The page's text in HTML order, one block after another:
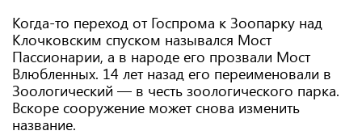
Когда-то переход от Госпрома к Зоопарку над
Клочковским спуском назывался Мост
Пассионарии, а в народе его прозвали Мост
Влюбленных. 14 лет назад его переименовали в
Зоологический — в честь зоологического парка.
Вскоре сооружение может снова изменить
название.